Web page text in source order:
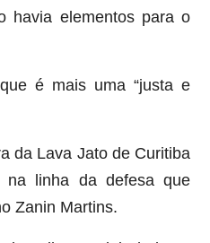
havia elementos para o
é mais uma “justa e
da Lava Jato de Curitiba
na linha da defesa que
Zanin Martins.